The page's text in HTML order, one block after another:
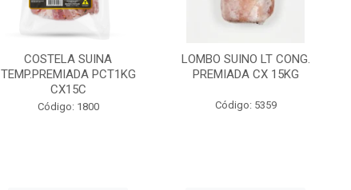
COSTELA SUINA
TEMP.PREMIADA PCT1KG
CX15C
Código: 1800
LOMBO SUINO LT CONG.
PREMIADA CX 15KG
Código: 5359